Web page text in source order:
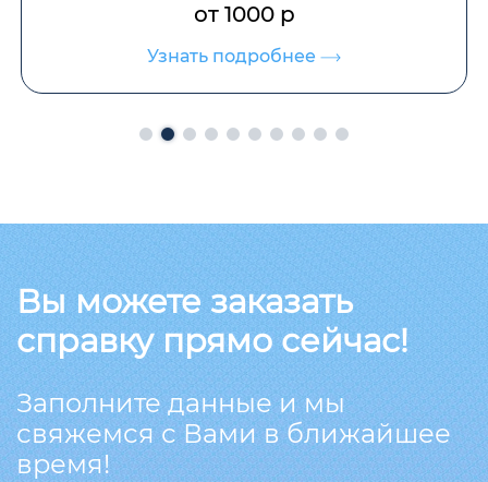
от 1000 р
Узнать подробнее
Вы можете заказать
справку прямо сейчас!
Заполните данные и мы
свяжемся с Вами в ближайшее
время!